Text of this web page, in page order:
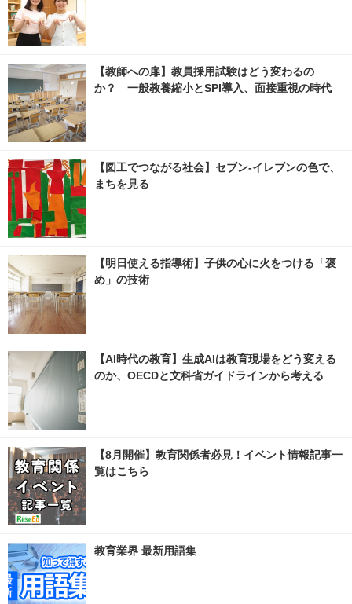
【教師への扉】教員採用試験はどう変わるの
か？ 一般教養縮小とSPI導入、面接重視の時代
【図工でつながる社会】セブン‐イレブンの色で、
まちを見る
【明日使える指導術】子供の心に火をつける「褒
め」の技術
【AI時代の教育】生成AIは教育現場をどう変える
のか、OECDと文科省ガイドラインから考える
【8月開催】教育関係者必見！イベント情報記事一
覧はこちら
教育業界 最新用語集